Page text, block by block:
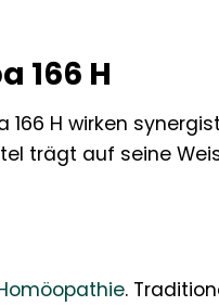
166 H
H wirken
trägt auf seine
.